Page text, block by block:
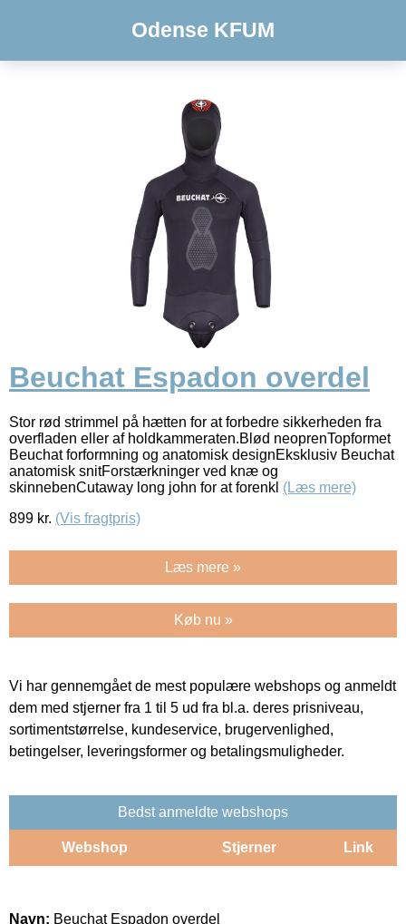
Odense KFUM
Beuchat Espadon overdel
Stor rød strimmel på hætten for at forbedre sikkerheden fra
overfladen eller af holdkammeraten.Blød neoprenTopformet
Beuchat forformning og anatomisk designEksklusiv Beuchat
anatomisk snitForstærkninger ved knæ og
skinnebenCutaway long john for at forenkl (Læs mere)
899 kr. (Vis fragtpris)
Læs mere »
Køb nu »
Vi har gennemgået de mest populære webshops og anmeldt
dem med stjerner fra 1 til 5 ud fra bl.a. deres prisniveau,
sortimentstørrelse, kundeservice, brugervenlighed,
betingelser, leveringsformer og betalingsmuligheder.
Bedst anmeldte webshops
Webshop Stjerner Link
Navn: Beuchat Espadon overdel